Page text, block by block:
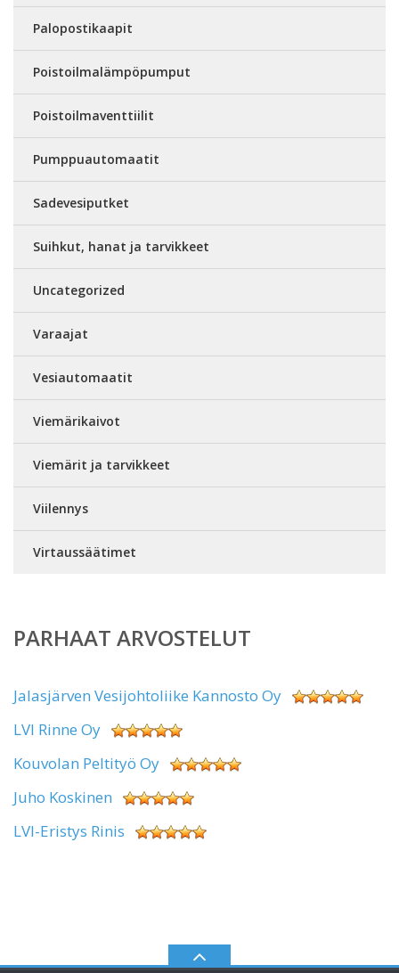
Palopostikaapit
Poistoilmalämpöpumput
Poistoilmaventtiilit
Pumppuautomaatit
Sadevesiputket
Suihkut, hanat ja tarvikkeet
Uncategorized
Varaajat
Vesiautomaatit
Viemärikaivot
Viemärit ja tarvikkeet
Viilennys
Virtaussäätimet
PARHAAT ARVOSTELUT
Jalasjärven Vesijohtoliike Kannosto Oy
LVI Rinne Oy
Kouvolan Peltityö Oy
Juho Koskinen
LVI-Eristys Rinis